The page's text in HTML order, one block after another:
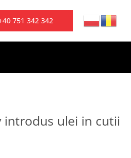
751 342 342
introdus ulei in cutii